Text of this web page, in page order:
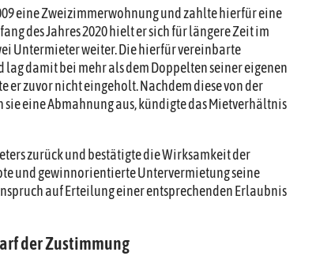
eine Zweizimmerwohnung und zahlte hierfür eine
des Jahres 2020 hielt er sich für längere Zeit im
Untermieter weiter. Die hierfür vereinbarte
damit bei mehr als dem Doppelten seiner eigenen
er zuvor nicht eingeholt. Nachdem diese von der
eine Abmahnung aus, kündigte das Mietverhältnis
zurück und bestätigte die Wirksamkeit der
und gewinnorientierte Untervermietung seine
auf Erteilung einer entsprechenden Erlaubnis
der Zustimmung